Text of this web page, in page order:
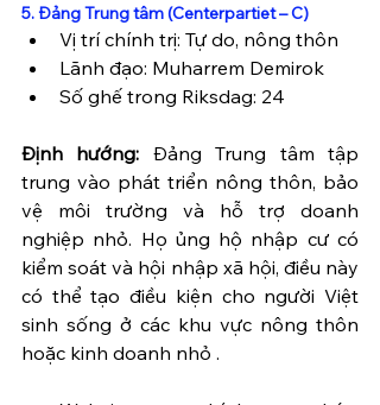
5. Đảng Trung tâm (Centerpartiet – C)
Vị trí chính trị: Tự do, nông thôn
Lãnh đạo: Muharrem Demirok
Số ghế trong Riksdag: 24
Định hướng: Đảng Trung tâm tập
trung vào phát triển nông thôn, bảo
vệ môi trường và hỗ trợ doanh
nghiệp nhỏ. Họ ủng hộ nhập cư có
kiểm soát và hội nhập xã hội, điều này
có thể tạo điều kiện cho người Việt
sinh sống ở các khu vực nông thôn
hoặc kinh doanh nhỏ .